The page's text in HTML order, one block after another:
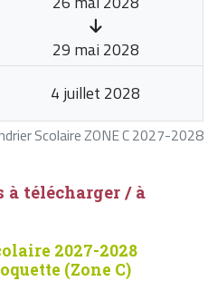
Scolaire ZONE C 2027-2028
29 mai 2028
4 juillet 2028
à télécharger / à
2027-2028
(Zone C)